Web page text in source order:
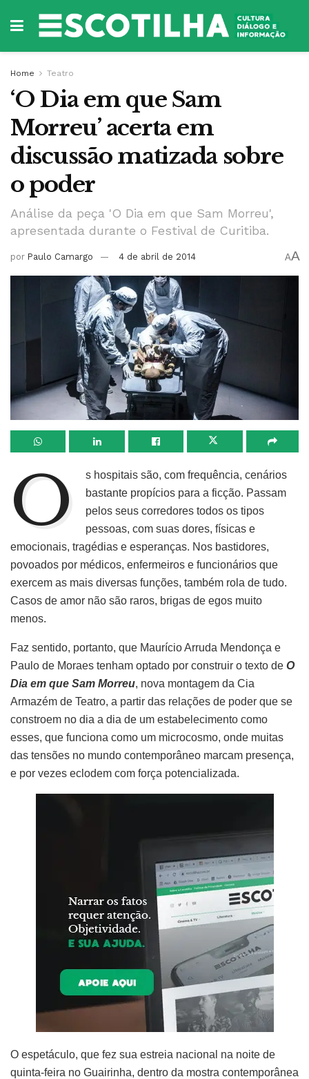
Home Teatro
‘O Dia em que Sam
Morreu’ acerta em
discussão matizada sobre
o poder
Análise da peça 'O Dia em que Sam Morreu',
apresentada durante o Festival de Curitiba.
por Paulo Camargo 4 de abril de 2014 AA
O
s hospitais são, com frequência, cenários
bastante propícios para a ficção. Passam
pelos seus corredores todos os tipos
pessoas, com suas dores, físicas e
emocionais, tragédias e esperanças. Nos bastidores,
povoados por médicos, enfermeiros e funcionários que
exercem as mais diversas funções, também rola de tudo.
Casos de amor não são raros, brigas de egos muito
menos.
Faz sentido, portanto, que Maurício Arruda Mendonça e
Paulo de Moraes tenham optado por construir o texto de O
Dia em que Sam Morreu, nova montagem da Cia
Armazém de Teatro, a partir das relações de poder que se
constroem no dia a dia de um estabelecimento como
esses, que funciona como um microcosmo, onde muitas
das tensões no mundo contemporâneo marcam presença,
e por vezes eclodem com força potencializada.
O espetáculo, que fez sua estreia nacional na noite de
quinta-feira no Guairinha, dentro da mostra contemporânea